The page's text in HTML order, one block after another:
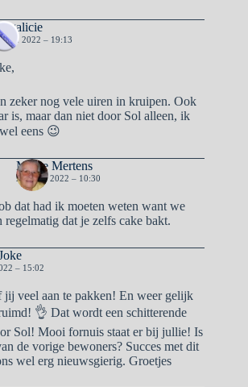
2022 – 19:13
zeker nog vele uiren in kruipen. Ook
is, maar dan niet door Sol alleen, ik
eens 😉
Mieke Mertens
22 JUNI 2022 – 10:30
dat had ik moeten weten want we
regelmatig dat je zelfs cake bakt.
– 15:02
veel aan te pakken! En weer gelijk
👌 Dat wordt een schitterende
Sol! Mooi fornuis staat er bij jullie! Is
de vorige bewoners? Succes met dit
wel erg nieuwsgierig. Groetjes